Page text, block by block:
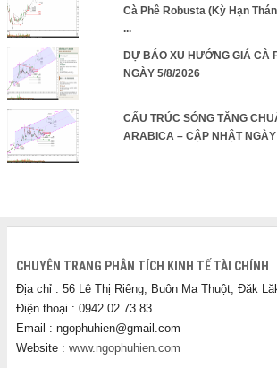
Cà Phê Robusta (Kỳ Hạn
...
DỰ BÁO XU HƯỚNG GIÁ CÀ
NGÀY 5/8/2026
CẤU TRÚC SÓNG TĂNG
ARABICA – CẬP NHẬT
CHUYÊN TRANG PHÂN TÍCH KINH TẾ TÀI CHÍNH
Địa chỉ : 56 Lê Thị Riêng, Buôn Ma Thuột, Đăk
Điện thoại : 0942 02 73 83
Email : ngophuhien@gmail.com
Website : www.ngophuhien.com